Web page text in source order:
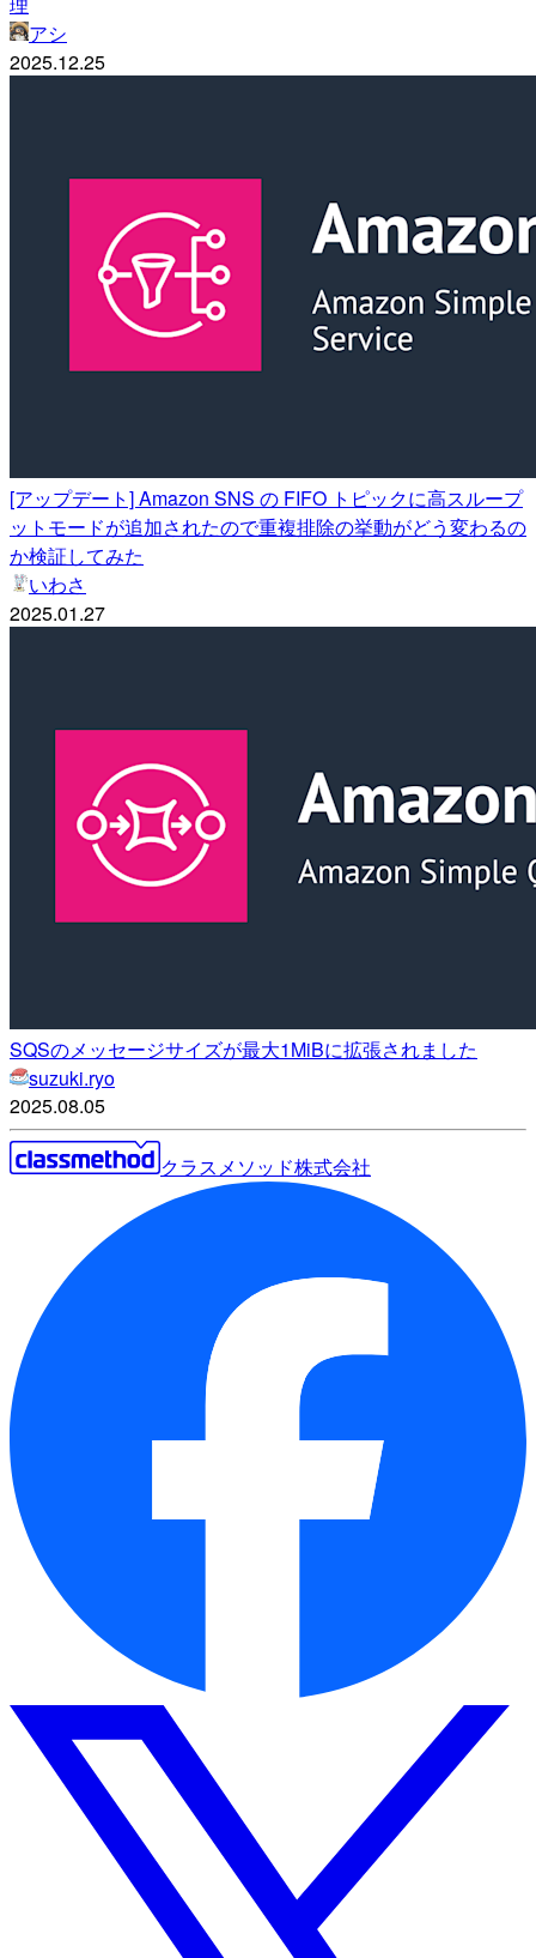
アシ
2025.12.25
[アップデート] Amazon SNS の FIFO トピックに高スループ
ットモードが追加されたので重複排除の挙動がどう変わるの
か検証してみた
いわさ
2025.01.27
SQSのメッセージサイズが最大1MiBに拡張されました
suzuki.ryo
2025.08.05
クラスメソッド株式会社